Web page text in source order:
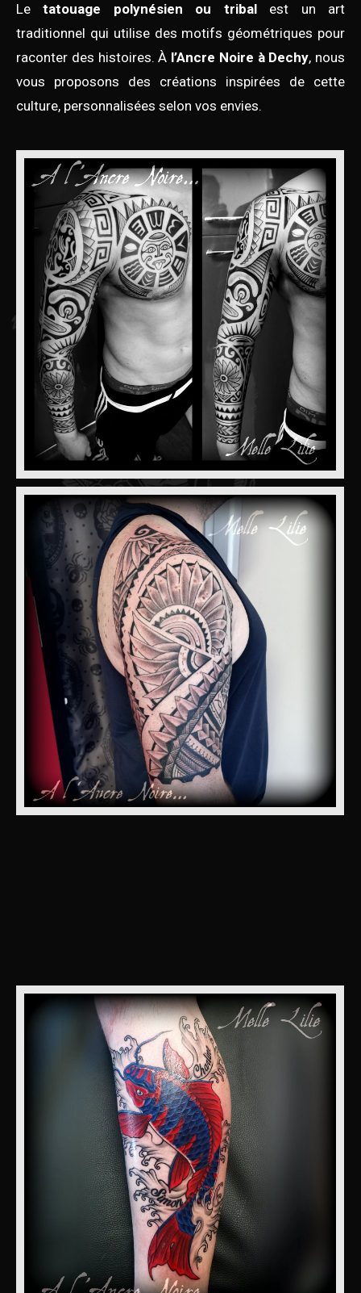
Letatouage polynésien ou tribalest un art
traditionnel qui utilise des motifs géométriques pour
raconter des histoires. À l’Ancre Noire à Dechy, nous
vous proposons des créations inspirées de cette
culture, personnalisées selon vos envies.